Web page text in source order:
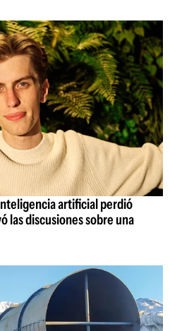
artificial perdió
las discusiones sobre una